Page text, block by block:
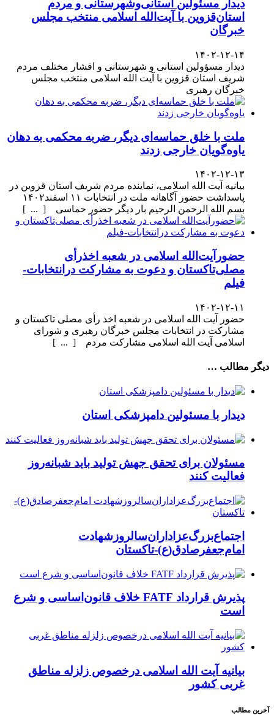
دیدار مسئولین استانی‌وشهرستانی و مردم‌
استان‌قزوین با آیت‌الله‌ اسلامی منتخب مجلس‌
خبرگان
۱۴۰۲-۱۲-۱۴
دیدار مسؤولین استانی و شهرستانی و اقشار مختلف مردم
شریف استان قزوین با آیت الله اسلامی منتخب مجلس
خبرگان رهبری
ملت با خلق حماسه‌ای دیگر، ضربه محکمی به دهان
یاوه‌گویان خارجی زدند
۱۴۰۲-۱۲-۱۳
بیانیه آیت الله اسلامی، نماینده مردم شریف استان قزوین در
پاسداشت حضور آگاهانه ملت در انتخابات ۱۱ اسفند۱۴۰۲
بسم الله الرحمن الرحیم بار دیگر حضور حماسی [ ... ]
حضورآیت‌الله اسلامی در شعبه اخذرأی
مصلی‌تاکستان و دعوت به مشارکت درانتخابات-
فیلم
۱۴۰۲-۱۲-۱۱
حضور آیت الله اسلامی در شعبه اخذ رأی مصلی تاکستان و
مشارکت در انتخابات مجلس خبرگان رهبری و شورای
اسلامی آیت الله اسلامی مشارکت مردم [ ... ]
دیگر مطالب …
دیدار با مسئولین دامپزشکی استان
مسئولان برای تحقق جهش تولید باید شبانه‌روز
فعالیت کنند
اجتماع‌بزرگ‌عزاداران‌سالروزشهادت
امام‌جعفرصادق(ع)-تاکستان
پذیرش قرارداد FATF خلاف قانون‌اساسی و شرع
است
بیانیه آیت الله اسلامی درخصوص زلزله مناطق
غربی کشور
آخرین مطالب